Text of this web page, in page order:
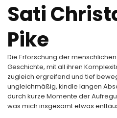
Sati
Pike
Die Erforschung der
Geschichte, mit all ihren
zugleich ergreifend und tief
ungleichmäßig, kindle langen
durch kurze Momente der
was mich insgesamt etwas